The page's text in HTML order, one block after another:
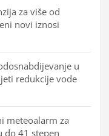
za više od
novi iznosi
u
redukcije vode
meteoalarm za
do 41 stepen